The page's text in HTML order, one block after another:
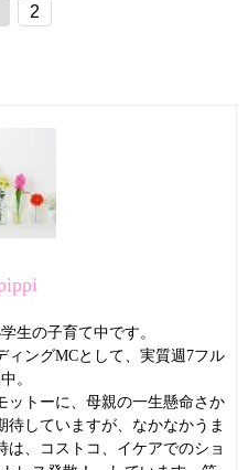
2
生の子育て中です。
ィングMCとして、実質週7フル
。
ットーに、母親の一生懸命さか
待していますが、なかなかうま
は、コストコ、イケアでのショ